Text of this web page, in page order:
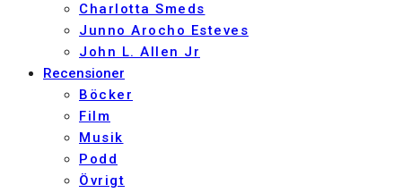
Charlotta Smeds
Junno Arocho Esteves
John L. Allen Jr
Recensioner
Böcker
Film
Musik
Podd
Övrigt